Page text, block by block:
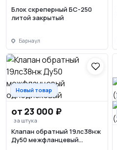
Блок скреперный БС-250
литой закрытый
Барнаул
Новый товар
от 23 000 ₽
за штука
Клапан обратный 19лс38нж
Ду50 межфланцевый